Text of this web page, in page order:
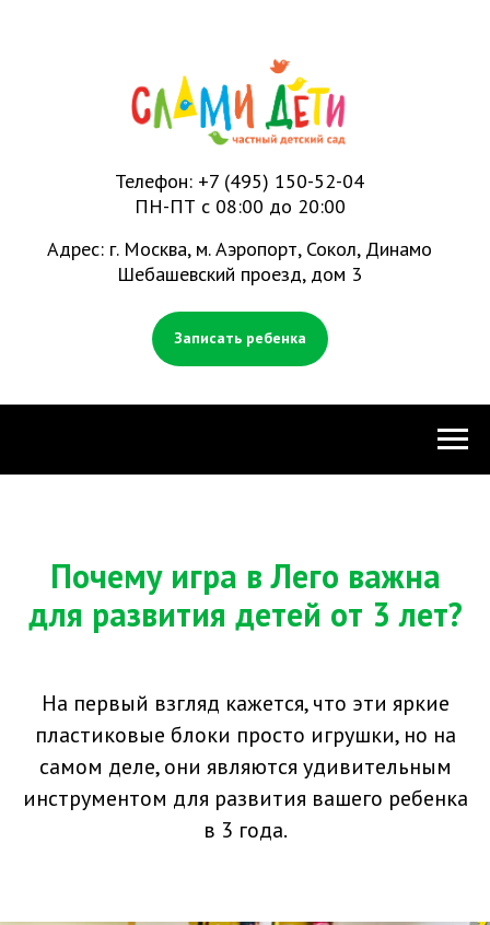
Телефон: +7 (495) 150-52-04
ПН-ПТ с 08:00 до 20:00
Адрес: г. Москва, м. Аэропорт, Сокол, Динамо
Шебашевский проезд, дом 3
Записать ребенка
Почему игра в Лего важна
для развития детей от 3 лет?
На первый взгляд кажется, что эти яркие
пластиковые блоки просто игрушки, но на
самом деле, они являются удивительным
инструментом для развития вашего ребенка
в 3 года.